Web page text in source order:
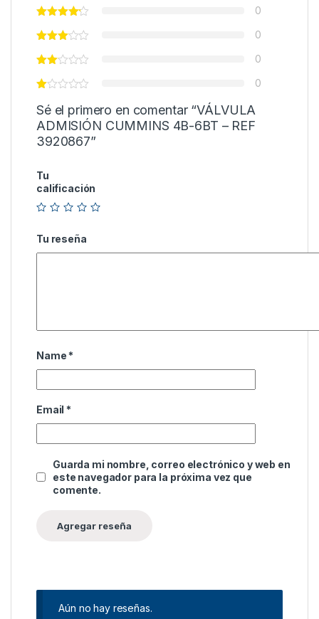
0
0
0
0
Sé el primero en comentar “VÁLVULA
ADMISIÓN CUMMINS 4B-6BT – REF
3920867”
Tu
calificación
Tu reseña
Name *
Email *
Guarda mi nombre, correo electrónico y web en
este navegador para la próxima vez que
comente.
Aún no hay reseñas.